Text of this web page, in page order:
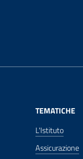
TEMATICHE
L'Istituto
Assicurazione